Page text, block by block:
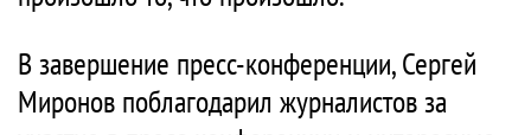
В завершение пресс-конференции, Сергей
Миронов поблагодарил журналистов за